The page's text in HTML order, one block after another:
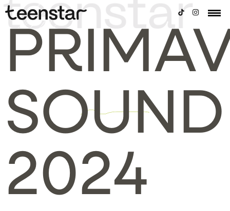
SOUND
2024